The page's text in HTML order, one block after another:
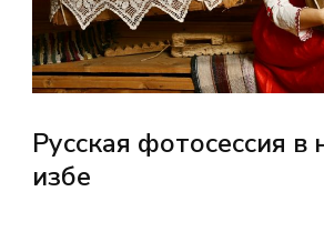
Русская фотосессия в
избе